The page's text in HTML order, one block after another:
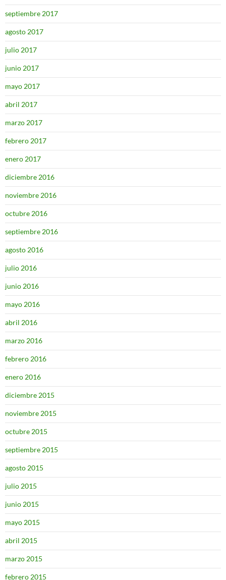
septiembre 2017
agosto 2017
julio 2017
junio 2017
mayo 2017
abril 2017
marzo 2017
febrero 2017
enero 2017
diciembre 2016
noviembre 2016
octubre 2016
septiembre 2016
agosto 2016
julio 2016
junio 2016
mayo 2016
abril 2016
marzo 2016
febrero 2016
enero 2016
diciembre 2015
noviembre 2015
octubre 2015
septiembre 2015
agosto 2015
julio 2015
junio 2015
mayo 2015
abril 2015
marzo 2015
febrero 2015